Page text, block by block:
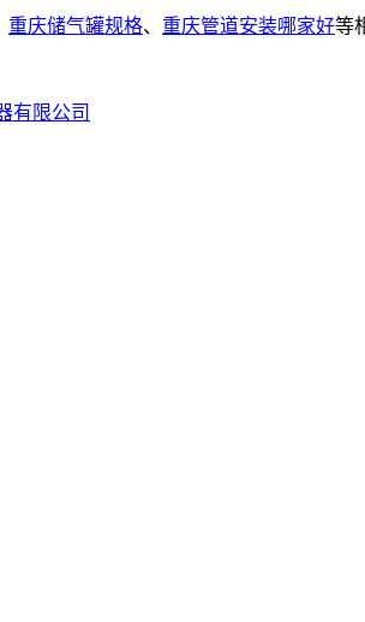
重庆储气罐规格、 重庆管道安装哪家好等